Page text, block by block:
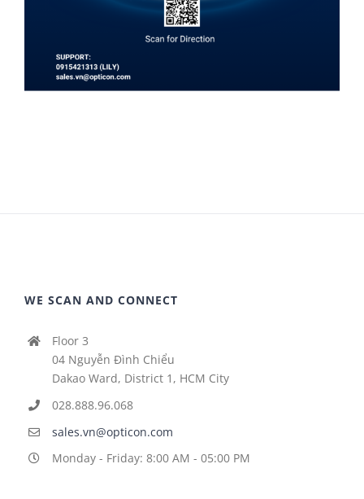
WE SCAN AND CONNECT
Floor 3
04 Nguyễn Đình Chiểu
Dakao Ward, District 1, HCM City
028.888.96.068
sales.vn@opticon.com
Monday - Friday: 8:00 AM - 05:00 PM